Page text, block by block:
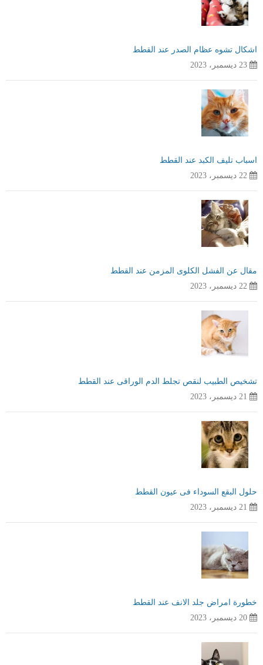
اشكال تشوه عظام الصدر عند القطط
23 ديسمبر، 2023
اسباب تليف الكبد عند القطط
22 ديسمبر، 2023
مقال عن الفشل الكلوى المزمن عند القطط
22 ديسمبر، 2023
تشخيص الطبيب لنقص تجلط الدم الوراقى عند القطط
21 ديسمبر، 2023
حلول البقع السوداء فى عيون القطط
21 ديسمبر، 2023
خطورة امراض جلد الانف عند القطط
20 ديسمبر، 2023